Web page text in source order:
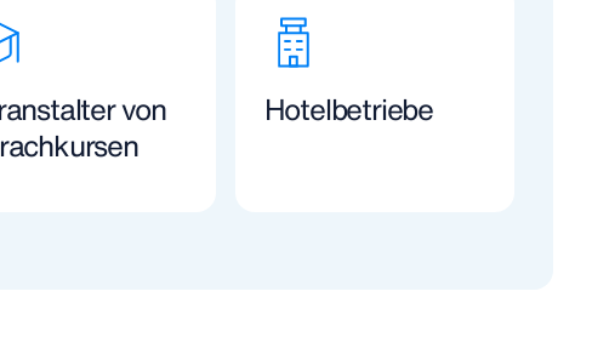
von
Hotelbetriebe